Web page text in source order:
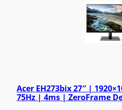
Acer EH273bix 27″ |
75Hz | 4ms | ZeroFrame